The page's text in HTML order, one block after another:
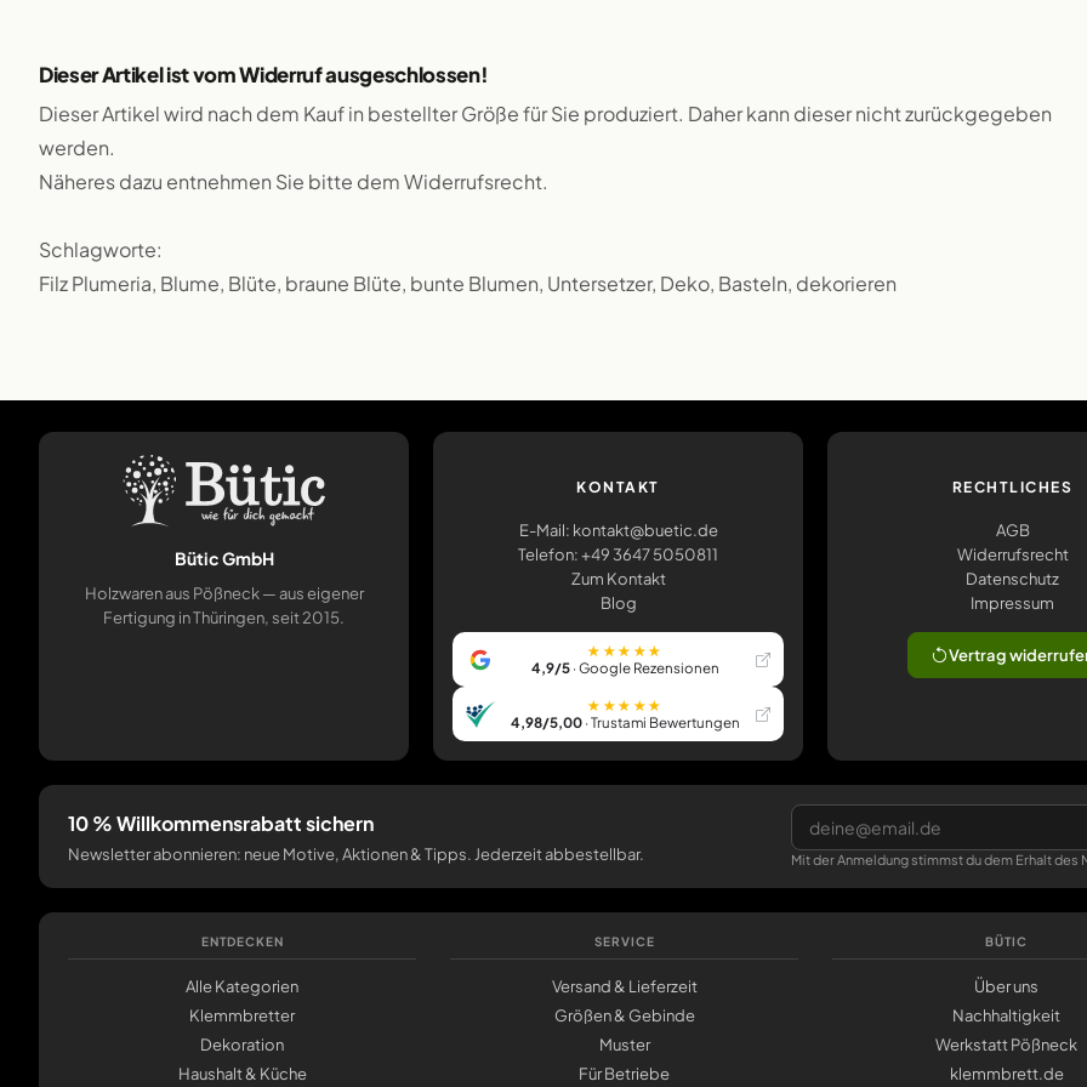
Dieser Artikel ist vom Widerruf ausgeschlossen!
Dieser Artikel wird nach dem Kauf in bestellter Größe für Sie produziert. Daher kann dieser nicht zurückgegeben
werden.
Näheres dazu entnehmen Sie bitte dem Widerrufsrecht.
Schlagworte:
Filz Plumeria, Blume, Blüte, braune Blüte, bunte Blumen, Untersetzer, Deko, Basteln, dekorieren
Bütic GmbH
Holzwaren aus Pößneck — aus eigener
Fertigung in Thüringen, seit 2015.
KONTAKT
E-Mail: kontakt@buetic.de
Telefon: +49 3647 5050811
Zum Kontakt
Blog
★★★★★
4,9/5 · Google Rezensionen
★★★★★
4,98/5,00 · Trustami Bewertungen
RECHTLICHES
AGB
Widerrufsrecht
Datenschutz
Impressum
Vertrag
10 % Willkommensrabatt sichern
Newsletter abonnieren: neue Motive, Aktionen & Tipps. Jederzeit abbestellbar. Mit der Anmeldung stimmst du dem Erhalt
ENTDECKEN
Alle Kategorien
Klemmbretter
Dekoration
Haushalt & Küche
SERVICE
Versand & Lieferzeit
Größen & Gebinde
Muster
Für Betriebe
BÜTIC
Über uns
Nachhaltigkeit
Werkstatt Pößneck
klemmbrett.de